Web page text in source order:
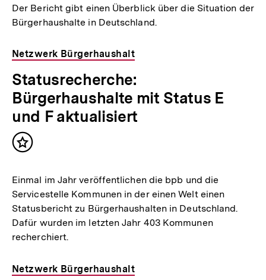
Der Bericht gibt einen Überblick über die Situation der
Bürgerhaushalte in Deutschland.
Netzwerk Bürgerhaushalt
Statusrecherche:
Bürgerhaushalte mit Status E
und F aktualisiert
Inhalt
Einmal im Jahr veröffentlichen die bpb und die
Servicestelle Kommunen in der einen Welt einen
Statusbericht zu Bürgerhaushalten in Deutschland.
Dafür wurden im letzten Jahr 403 Kommunen
recherchiert.
Netzwerk Bürgerhaushalt